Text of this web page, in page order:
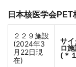
日本核医学会
２２９施設
(2024年3
月22日現
在)
サイ
ロ
(＊